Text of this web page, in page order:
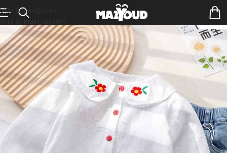
Skip to navigation